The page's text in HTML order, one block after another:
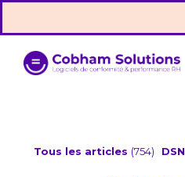
Tous les articles (754) DSN